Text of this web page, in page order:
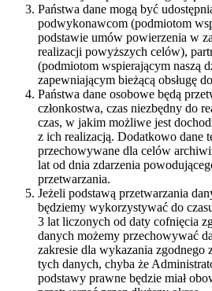
Państwa dane mogą być
podwykonawcom (podmiotom
podstawie umów powierzenia w
realizacji powyższych celów),
(podmiotom wspierającym naszą
zapewniającym bieżącą obsługę
Państwa dane osobowe będą
członkostwa, czas niezbędny do
czas, w jakim możliwe jest
z ich realizacją. Dodatkowo dane
przechowywane dla celów
lat od dnia zdarzenia
przetwarzania.
Jeżeli podstawą przetwarzania
będziemy wykorzystywać do
3 lat liczonych od daty cofnięcia
danych możemy przechowywać
zakresie dla wykazania zgodnego
tych danych, chyba że
podstawy prawne będzie miał